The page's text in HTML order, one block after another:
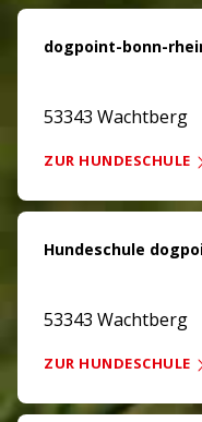
dogpoint-bonn-
53343 Wachtberg
ZUR HUNDESCHULE
Hundeschule
53343 Wachtberg
ZUR HUNDESCHULE